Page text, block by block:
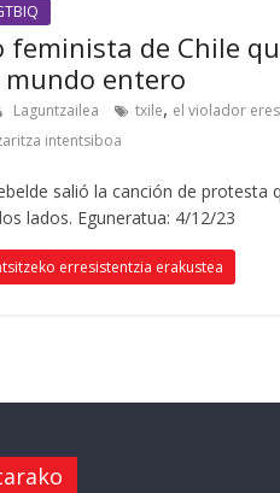
feminista de Chile
mundo entero
Laguntzailea txile, el violador
intentsiboa
salió la canción de protesta
lados. Eguneratua: 4/12/23
erresistentzia erakustea